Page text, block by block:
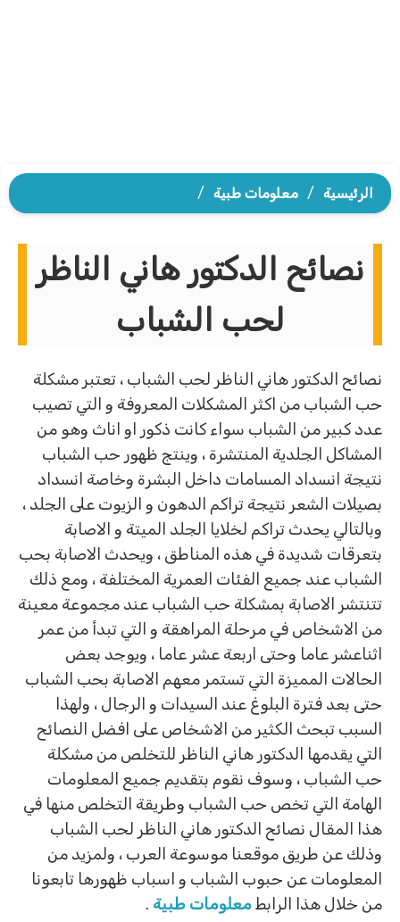
الرئيسية / معلومات طبية /
نصائح الدكتور هاني الناظر
لحب الشباب
نصائح الدكتور هاني الناظر لحب الشباب ، تعتبر مشكلة
حب الشباب من اكثر المشكلات المعروفة و التي تصيب
عدد كبير من الشباب سواء كانت ذكور او اناث وهو من
المشاكل الجلدية المنتشرة ، وينتج ظهور حب الشباب
نتيجة انسداد المسامات داخل البشرة وخاصة انسداد
بصيلات الشعر نتيجة تراكم الدهون و الزيوت على الجلد ،
وبالتالي يحدث تراكم لخلايا الجلد الميتة و الاصابة
بتعرقات شديدة في هذه المناطق ، ويحدث الاصابة بحب
الشباب عند جميع الفئات العمرية المختلفة ، ومع ذلك
تتنتشر الاصابة بمشكلة حب الشباب عند مجموعة معينة
من الاشخاص في مرحلة المراهقة و التي تبدأ من عمر
اثناعشر عاما وحتى اربعة عشر عاما ، ويوجد بعض
الحالات المميزة التي تستمر معهم الاصابة بحب الشباب
حتى بعد فترة البلوغ عند السيدات و الرجال ، ولهذا
السبب تبحث الكثير من الاشخاص على افضل النصائح
التي يقدمها الدكتور هاني الناظر للتخلص من مشكلة
حب الشباب ، وسوف نقوم بتقديم جميع المعلومات
الهامة التي تخص حب الشباب وطريقة التخلص منها في
هذا المقال نصائح الدكتور هاني الناظر لحب الشباب
وذلك عن طريق موقعنا موسوعة العرب ، ولمزيد من
المعلومات عن حبوب الشباب و اسباب ظهورها تابعونا
من خلال هذا الرابطمعلومات طبية .